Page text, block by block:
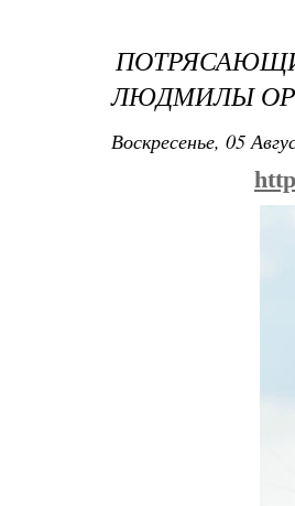
ЛЮДМИЛЫ
Воскресенье, 05